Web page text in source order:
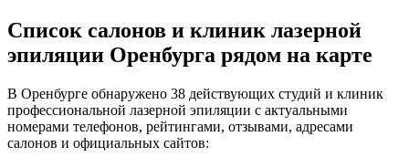
Список салонов и клиник лазерной
эпиляции Оренбурга рядом на карте
В Оренбурге обнаружено 38 действующих студий и клиник
профессиональной лазерной эпиляции с актуальными
номерами телефонов, рейтингами, отзывами, адресами
салонов и официальных сайтов: